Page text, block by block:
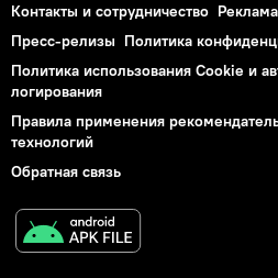
Контакты и сотрудничество Реклама
Пресс-релизы Политика
Политика использования Cookie и
логирования
Правила применения
технологий
Обратная связь